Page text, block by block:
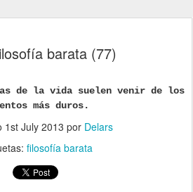
barata (77)
de la vida suelen venir de los
más duros.
1st July 2013 por Delars
filosofía barata